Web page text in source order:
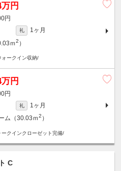
円
円
礼
1ヶ月
ｍ2 ）
ォークイン収納/
円
円
礼
1ヶ月
ム（30.03ｍ2 ）
クインクローゼット完備/
C